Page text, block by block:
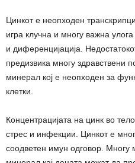
Цинкот е неопходен
игра клучна и многу важна
и диференцијација.
предизвика многу здравствени
минерал кој е неопходен за
клетки.
Концентрацијата на цинк во
стрес и инфекции. Цинкот е
соодветен имун одговор. Многу